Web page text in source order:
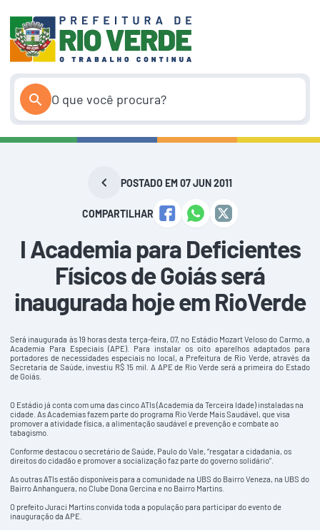
conteúdo
POSTADO EM 07 JUN 2011
COMPARTILHAR
I Academia para Deficientes
Físicos de Goiás será
inaugurada hoje em RioVerde
Será inaugurada às 19 horas desta terça-feira, 07, no Estádio Mozart Veloso do Carmo, a
Academia Para Especiais (APE). Para instalar os oito aparelhos adaptados para
portadores de necessidades especiais no local, a Prefeitura de Rio Verde, através da
Secretaria de Saúde, investiu R$ 15 mil. A APE de Rio Verde será a primeira do Estado
de Goiás.
O Estádio já conta com uma das cinco ATIs (Academia da Terceira Idade) instaladas na
cidade. As Academias fazem parte do programa Rio Verde Mais Saudável, que visa
promover a atividade física, a alimentação saudável e prevenção e combate ao
tabagismo.
Conforme destacou o secretário de Saúde, Paulo do Vale, “resgatar a cidadania, os
direitos do cidadão e promover a socialização faz parte do governo solidário”.
As outras ATIs estão disponíveis para a comunidade na UBS do Bairro Veneza, na UBS do
Bairro Anhanguera, no Clube Dona Gercina e no Bairro Martins.
O prefeito Juraci Martins convida toda a população para participar do evento de
inauguração da APE.